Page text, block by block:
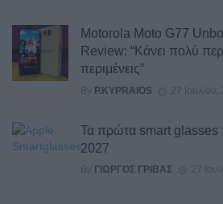
Motorola Moto G77
Review: “Κάνει πολύ
περιμένεις”
By P.KYPRAIOS 27 Ιουλίου,
Τα πρώτα smart glasses
2027
By ΓΙΏΡΓΟΣ ΓΡΊΒΑΣ 27